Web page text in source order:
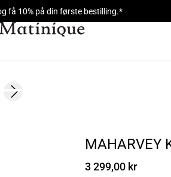
få 10% på din første bestilling.*
Next slide
MAHARVEY
3 299,00 kr